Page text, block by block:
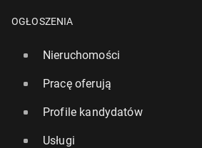
OGŁOSZENIA
Nieruchomości
Pracę oferują
Profile kandydatów
Usługi